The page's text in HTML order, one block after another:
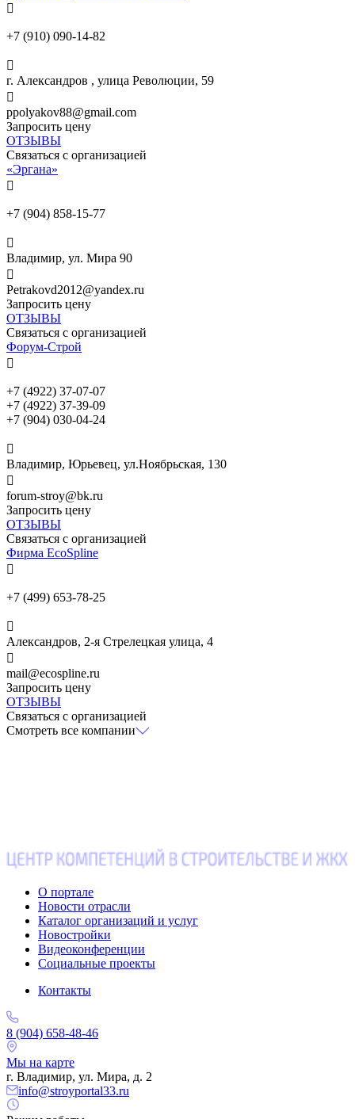

+7 (910) 090-14-82

г. Александров , улица Революции, 59

ppolyakov88@gmail.com
Запросить цену
ОТЗЫВЫ
Связаться с организацией
«Эргана»

+7 (904) 858-15-77

Владимир, ул. Мира 90

Petrakovd2012@yandex.ru
Запросить цену
ОТЗЫВЫ
Связаться с организацией
Форум-Строй

+7 (4922) 37-07-07
+7 (4922) 37-39-09
+7 (904) 030-04-24

Владимир, Юрьевец, ул.Ноябрьская, 130

forum-stroy@bk.ru
Запросить цену
ОТЗЫВЫ
Связаться с организацией
Фирма EcoSpline

+7 (499) 653-78-25

Александров, 2-я Стрелецкая улица, 4

mail@ecospline.ru
Запросить цену
ОТЗЫВЫ
Связаться с организацией
Смотреть все компании
О портале
Новости отрасли
Каталог организаций и услуг
Новостройки
Видеоконференции
Социальные проекты
Контакты
8 (904) 658-48-46
Мы на карте
г. Владимир, ул. Мира, д. 2
info@stroyportal33.ru